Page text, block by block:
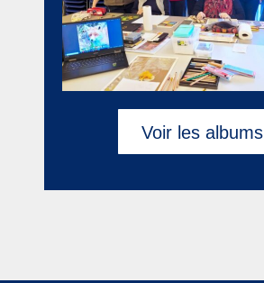
Voir les albums